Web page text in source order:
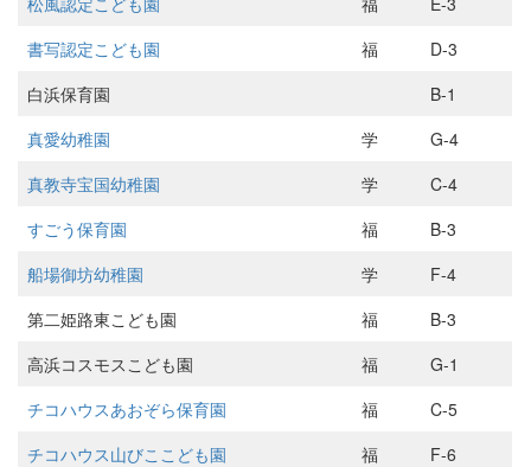
書写認定こども園
福
D-3
白浜保育園
B-1
真愛幼稚園
学
G-4
真教寺宝国幼稚園
学
C-4
すごう保育園
福
B-3
船場御坊幼稚園
学
F-4
第二姫路東こども園
福
B-3
高浜コスモスこども園
福
G-1
チコハウスあおぞら保育園
福
C-5
チコハウス山びここども園
福
F-6